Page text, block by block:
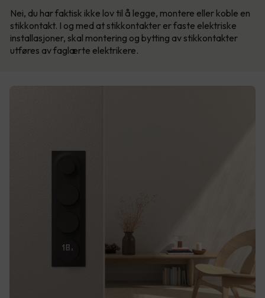
Nei, du har faktisk ikke lov til å legge, montere eller koble en
stikkontakt. I og med at stikkontakter er faste elektriske
installasjoner, skal montering og bytting av stikkontakter
utføres av faglærte elektrikere.